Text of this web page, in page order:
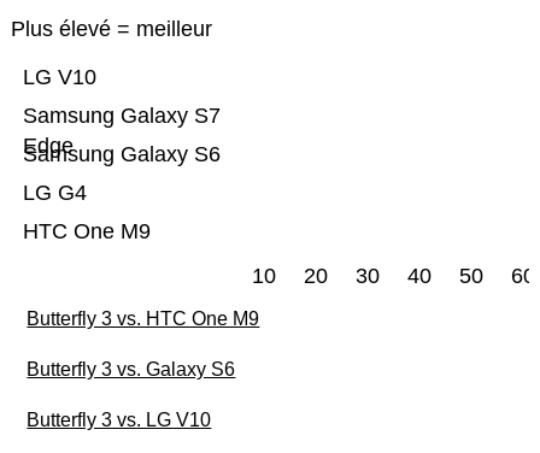
Plus élevé = meilleur
HTC One M9
LG G4
Samsung Galaxy S6
Samsung Galaxy S7
Edge
LG V10
10 20 30 40 50 60
Butterfly 3 vs. HTC One M9
Butterfly 3 vs. Galaxy S6
Butterfly 3 vs. LG V10